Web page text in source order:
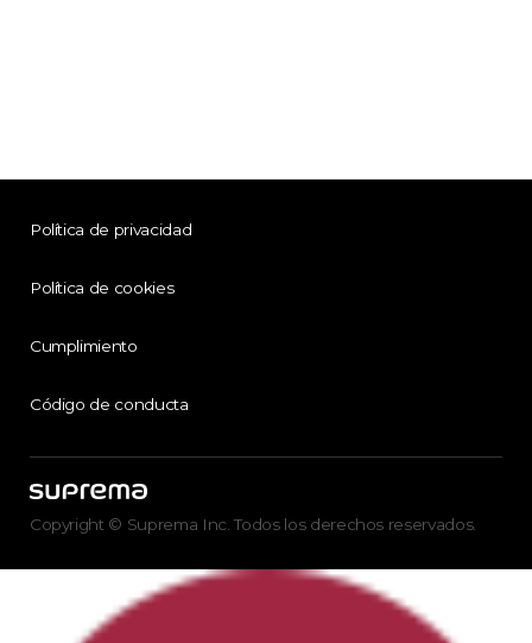
Política de privacidad
Política de cookies
Cumplimiento
Código de conducta
Copyright © Suprema Inc. Todos los derechos reservados.